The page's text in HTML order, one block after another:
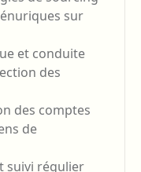
sur
et conduite
des
des comptes
de
suivi régulier